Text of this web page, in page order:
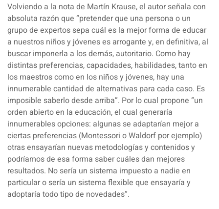
Volviendo a la nota de Martín Krause, el autor señala con
absoluta razón que “pretender que una persona o un
grupo de expertos sepa cuál es la mejor forma de educar
a nuestros niños y jóvenes es arrogante y, en definitiva, al
buscar imponerla a los demás, autoritario. Como hay
distintas preferencias, capacidades, habilidades, tanto en
los maestros como en los niños y jóvenes, hay una
innumerable cantidad de alternativas para cada caso. Es
imposible saberlo desde arriba”. Por lo cual propone “un
orden abierto en la educación, el cual generaría
innumerables opciones: algunas se adaptarían mejor a
ciertas preferencias (Montessori o Waldorf por ejemplo)
otras ensayarían nuevas metodologías y contenidos y
podríamos de esa forma saber cuáles dan mejores
resultados. No sería un sistema impuesto a nadie en
particular o sería un sistema flexible que ensayaría y
adoptaría todo tipo de novedades”.